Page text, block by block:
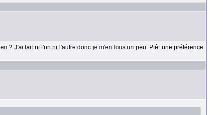
? J'ai fait ni l'un ni l'autre donc je m'en fous un peu. Ptêt une préférence